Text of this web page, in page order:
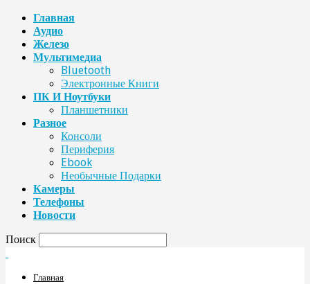
Главная
Аудио
Железо
Мультимедиа
Bluetooth
Электронные Книги
ПК И Ноутбуки
Планшетники
Разное
Консоли
Периферия
Ebook
Необычные Подарки
Камеры
Телефоны
Новости
Поиск
Главная